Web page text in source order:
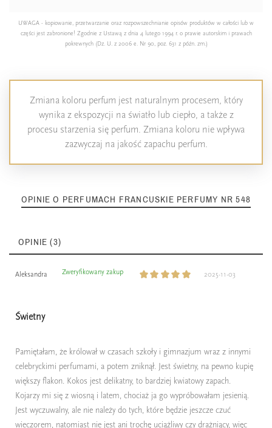
UWAGA - kopiowanie, przetwarzanie oraz rozpowszechnianie opisów produktów w całości lub w
części jest zabronione! Zgodnie z Ustawą z dnia 4 lutego 1994 r. o prawie autorskim i prawach
pokrewnych (Dz. U. z 2006 e. Nr 90, poz. 631 z późn. zm.)
Zmiana koloru perfum jest naturalnym procesem, który
wynika z ekspozycji na światło lub ciepło, a także z
procesu starzenia się perfum. Zmiana koloru nie wpływa
zazwyczaj na jakość zapachu perfum.
OPINIE O PERFUMACH FRANCUSKIE PERFUMY NR 548
OPINIE (3)
Aleksandra Zweryfikowany zakup 2025-11-03
Świetny
Pamiętałam, że królował w czasach szkoły i gimnazjum wraz z innymi
celebryckimi perfumami, a potem zniknął. Jest świetny, na pewno kupię
większy flakon. Kokos jest delikatny, to bardziej kwiatowy zapach.
Kojarzy mi się z wiosną i latem, chociaż ja go wypróbowałam jesienią.
Jest wyczuwalny, ale nie należy do tych, które będzie jeszcze czuć
wieczorem, natomiast nie jest ani trochę uciążliwy czy drażniący, więc